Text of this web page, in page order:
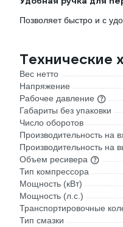
Позволяет быстро и с
Технические
Вес нетто
Напряжение
Рабочее давление
Габариты без упаковки
Число оборотов
Производительность на
Производительность на
Объем ресивера
Тип компрессора
Мощность (кВт)
Мощность (л.с.)
Транспортировочные
Тип смазки